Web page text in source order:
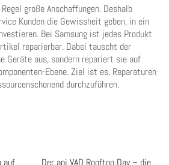
große Anschaffungen. Deshalb
Kunden die Gewissheit geben, in ein
Bei Samsung ist jedes Produkt
reparierbar. Dabei tauscht der
Geräte aus, sondern repariert sie auf
Ebene. Ziel ist es, Reparaturen
durchzuführen.
auf
Der api VAD Rooftop Day – die